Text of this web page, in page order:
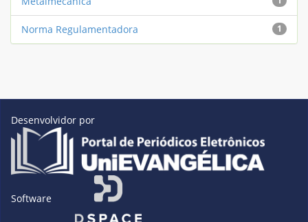
1
Norma Regulamentadora
Desenvolvidor por
Software